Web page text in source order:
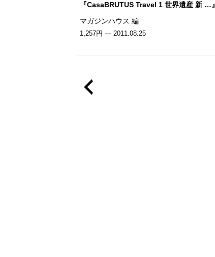
『CasaBRUTUS Travel 1 世界遺産 新 …』
マガジンハウス 編
1,257円 — 2011.08.25